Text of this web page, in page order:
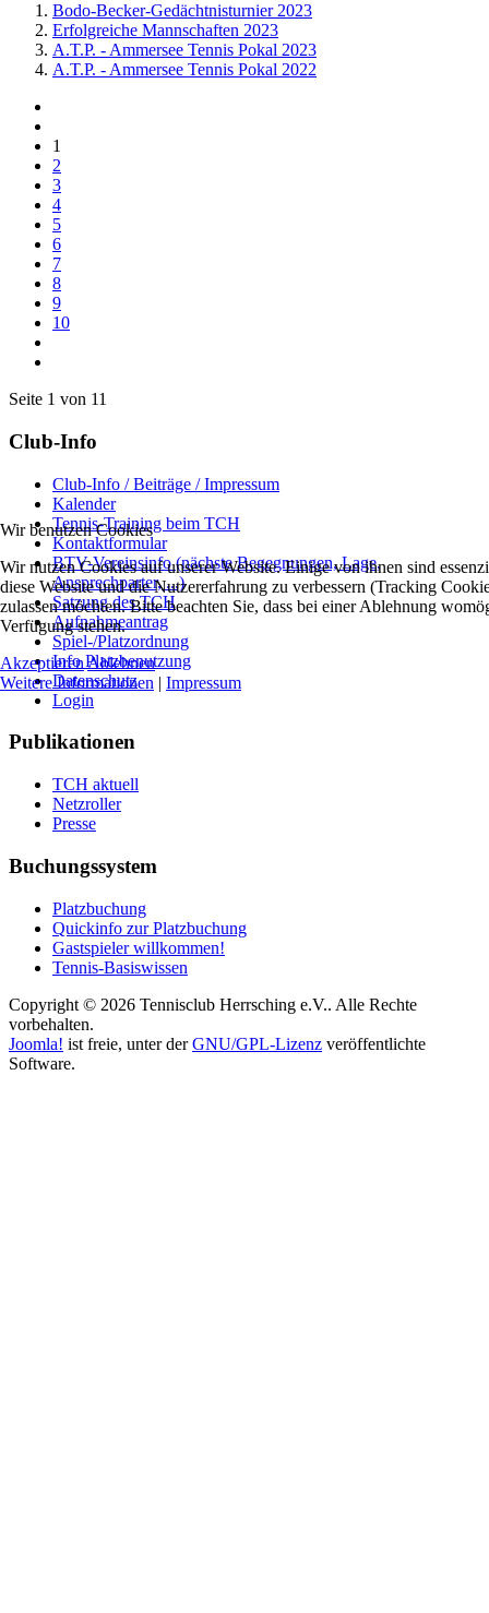
Bodo-Becker-Gedächtnisturnier 2023
Erfolgreiche Mannschaften 2023
A.T.P. - Ammersee Tennis Pokal 2023
A.T.P. - Ammersee Tennis Pokal 2022
1
2
3
4
5
6
7
8
9
10
Seite 1 von 11
Club-Info
Club-Info / Beiträge / Impressum
Kalender
Tennis-Training beim TCH
Kontaktformular
BTV-Vereinsinfo (nächste Begegnungen, Lage,
Ansprechparter, ...)
Satzung des TCH
Aufnahmeantrag
Spiel-/Platzordnung
Info Platzbenutzung
Datenschutz
Login
Publikationen
TCH aktuell
Netzroller
Presse
Buchungssystem
Platzbuchung
Quickinfo zur Platzbuchung
Gastspieler willkommen!
Tennis-Basiswissen
Copyright © 2026 Tennisclub Herrsching e.V.. Alle Rechte
vorbehalten.
Joomla! ist freie, unter derGNU/GPL-Lizenz veröffentlichte
Software.
Wir benutzen Cookies
Wir nutzen Cookies auf unserer Website. Einige von ihnen sind
diese Website und die Nutzererfahrung zu verbessern (Tracking
zulassen möchten. Bitte beachten Sie, dass bei einer Ablehnung
Verfügung stehen.
Akzeptieren Ablehnen
Weitere Informationen | Impressum